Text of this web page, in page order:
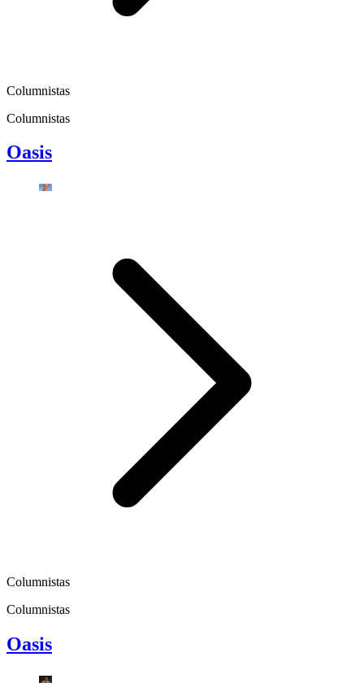
Columnistas
Columnistas
Oasis
Columnistas
Columnistas
Oasis